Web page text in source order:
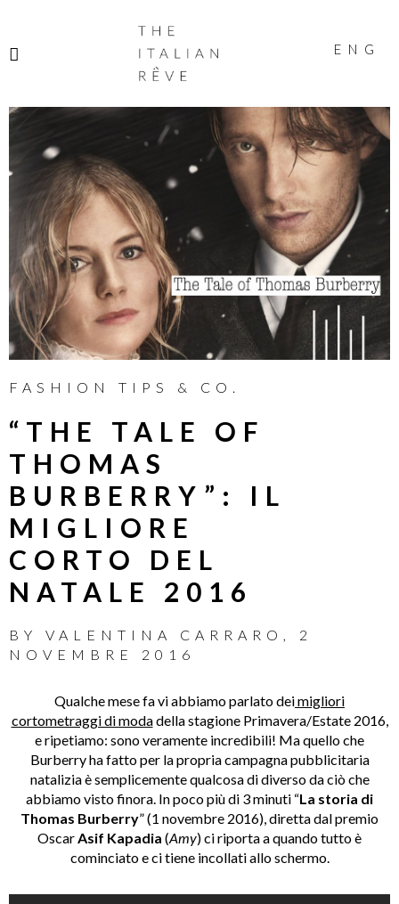
ITALIAN
RÊVE
ENG
FASHION TIPS & CO.
“THE TALE OF
THOMAS
BURBERRY”: IL
MIGLIORE
CORTO DEL
NATALE 2016
BY VALENTINA CARRARO , 2
NOVEMBRE 2016
Qualche mese fa vi abbiamo parlato deimigliori
cortometraggi di modadella stagione Primavera/Estate 2016,
e ripetiamo: sono veramente incredibili! Ma quello che
Burberry ha fatto per la propria campagna pubblicitaria
natalizia è semplicemente qualcosa di diverso da ciò che
abbiamo visto finora. In poco più di 3 minuti “La storia di
Thomas Burberry” (1 novembre 2016), diretta dal premio
OscarAsif Kapadia (Amy) ci riporta a quando tutto è
cominciato e ci tiene incollati allo schermo.